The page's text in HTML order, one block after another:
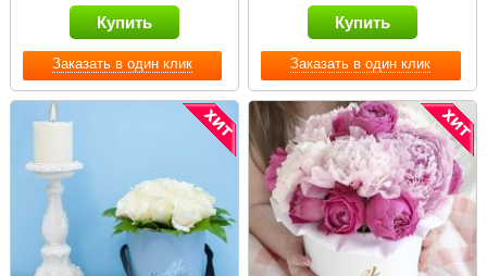
Заказать в один клик
Купить
Заказать в один клик
Купить